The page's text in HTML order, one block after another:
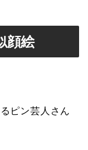
顔絵
ピン芸人さん